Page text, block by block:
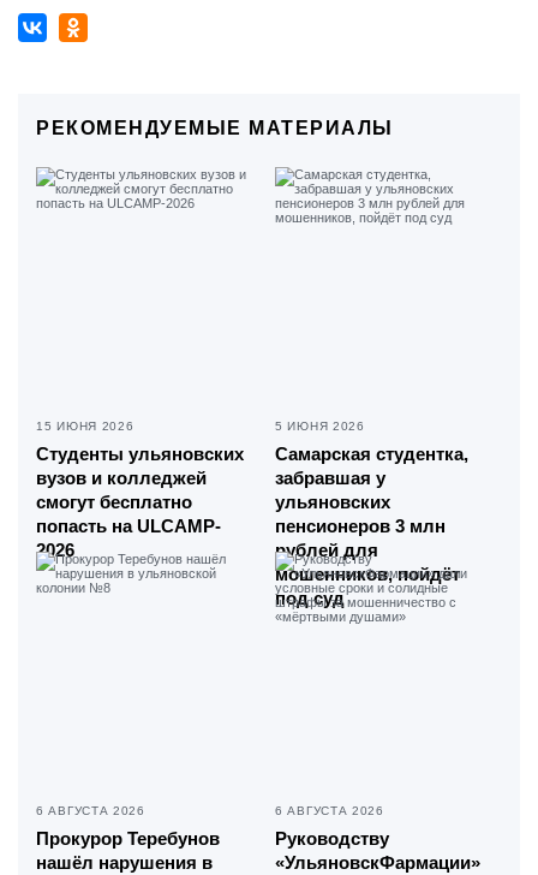
РЕКОМЕНДУЕМЫЕ МАТЕРИАЛЫ
15 ИЮНЯ 2026
Студенты ульяновских
вузов и колледжей
смогут бесплатно
попасть на ULCAMP-
2026
5 ИЮНЯ 2026
Самарская студентка,
забравшая у
ульяновских
пенсионеров 3 млн
рублей для
мошенников, пойдёт
под суд
6 АВГУСТА 2026
Прокурор Теребунов
нашёл нарушения в
6 АВГУСТА 2026
Руководству
«УльяновскФармации»